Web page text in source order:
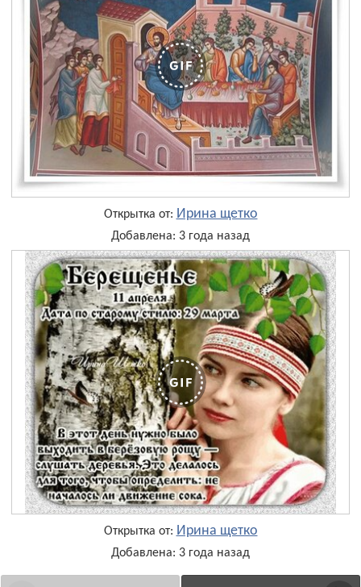
Открытка от: Ирина щетко
Добавлена: 3 года назад
Открытка от: Ирина щетко
Добавлена: 3 года назад